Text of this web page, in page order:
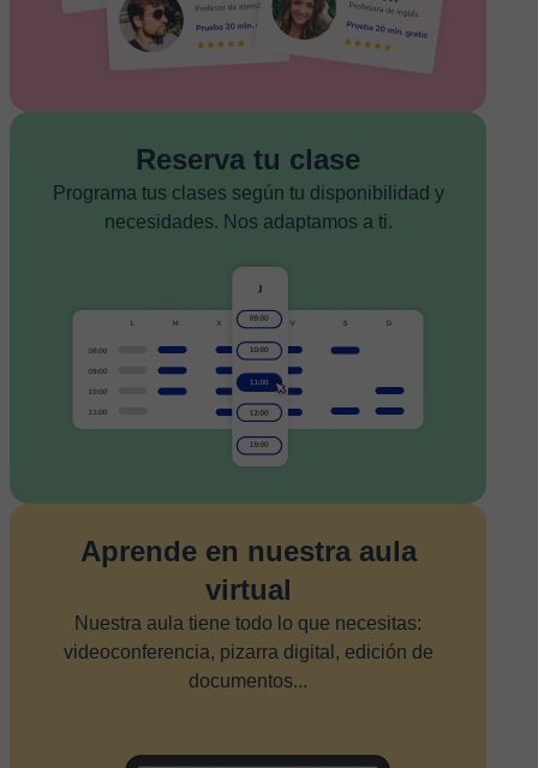
Reserva tu clase
Programa tus clases según tu disponibilidad y
necesidades. Nos adaptamos a ti.
Aprende en nuestra aula
virtual
Nuestra aula tiene todo lo que necesitas:
videoconferencia, pizarra digital, edición de
documentos...